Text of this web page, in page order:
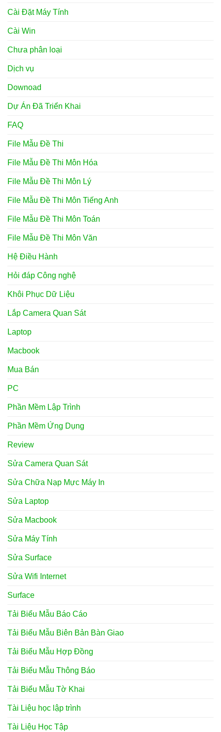
Cài Đặt Máy Tính
Cài Win
Chưa phân loại
Dịch vụ
Downoad
Dự Án Đã Triển Khai
FAQ
File Mẫu Đề Thi
File Mẫu Đề Thi Môn Hóa
File Mẫu Đề Thi Môn Lý
File Mẫu Đề Thi Môn Tiếng Anh
File Mẫu Đề Thi Môn Toán
File Mẫu Đề Thi Môn Văn
Hệ Điều Hành
Hỏi đáp Công nghệ
Khôi Phục Dữ Liệu
Lắp Camera Quan Sát
Laptop
Macbook
Mua Bán
PC
Phần Mềm Lập Trình
Phần Mềm Ứng Dụng
Review
Sửa Camera Quan Sát
Sửa Chữa Nạp Mực Máy In
Sửa Laptop
Sửa Macbook
Sửa Máy Tính
Sửa Surface
Sửa Wifi Internet
Surface
Tải Biểu Mẫu Báo Cáo
Tải Biểu Mẫu Biên Bản Bàn Giao
Tải Biểu Mẫu Hợp Đồng
Tải Biểu Mẫu Thông Báo
Tải Biểu Mẫu Tờ Khai
Tài Liệu học lập trình
Tài Liệu Học Tập